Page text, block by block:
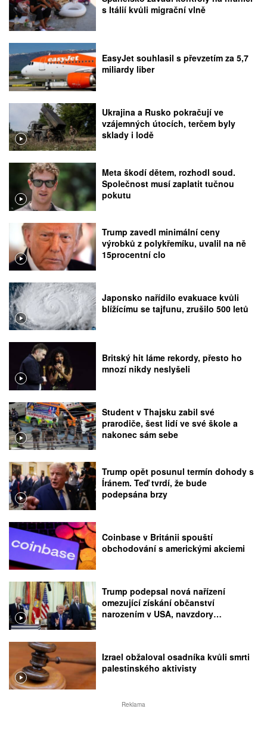
s Itálií kvůli migrační vlně
EasyJet souhlasil s převzetím za 5,7
miliardy liber
Ukrajina a Rusko pokračují ve
vzájemných útocích, terčem byly
sklady i lodě
Meta škodí dětem, rozhodl soud.
Společnost musí zaplatit tučnou
pokutu
Trump zavedl minimální ceny
výrobků z polykřemíku, uvalil na ně
15procentní clo
Japonsko nařídilo evakuace kvůli
blížícímu se tajfunu, zrušilo 500 letů
Britský hit láme rekordy, přesto ho
mnozí nikdy neslyšeli
Student v Thajsku zabil své
prarodiče, šest lidí ve své škole a
nakonec sám sebe
Trump opět posunul termín dohody s
Íránem. Teď tvrdí, že bude
podepsána brzy
Coinbase v Británii spouští
obchodování s americkými akciemi
Trump podepsal nová nařízení
omezující získání občanství
narozením v USA, navzdory
Izrael obžaloval osadníka kvůli smrti
palestinského aktivisty
Reklama